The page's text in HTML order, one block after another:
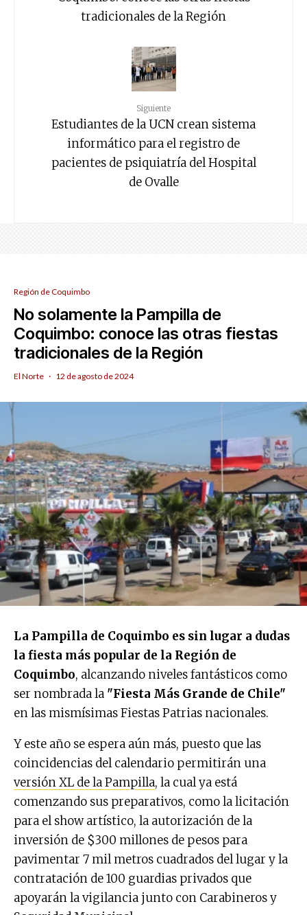
tradicionales de la Región
Siguiente
Estudiantes de la UCN crean sistema
informático para el registro de
pacientes de psiquiatría del Hospital
de Ovalle
Región de Coquimbo
No solamente la Pampilla de
Coquimbo: conoce las otras fiestas
tradicionales de la Región
El Norte · 12 de agosto de 2024
La Pampilla de Coquimbo es sin lugar a dudas
la fiesta más popular de la Región de
Coquimbo, alcanzando niveles fantásticos como
ser nombrada la "Fiesta Más Grande de Chile"
en las mismísimas Fiestas Patrias nacionales.
Y este año se espera aún más, puesto que las
coincidencias del calendario permitirán una
versión XL de la Pampilla, la cual ya está
comenzando sus preparativos, como la licitación
para el show artístico, la autorización de la
inversión de $300 millones de pesos para
pavimentar 7 mil metros cuadrados del lugar y la
contratación de 100 guardias privados que
apoyarán la vigilancia junto con Carabineros y